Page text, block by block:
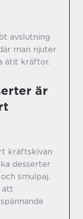
avslutning
man njuter
ätit kräftor.
är
kräftskivan
desserter
smulpaj.
att